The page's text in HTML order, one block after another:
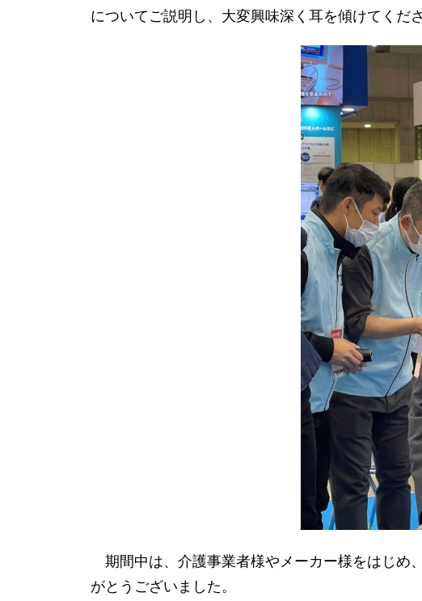
についてご説明し、大変興味深く耳を傾けてくだ
期間中は、介護事業者様やメーカー様をはじめ
がとうございました。